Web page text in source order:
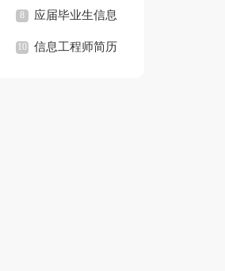
模板(通用2篇)
应届毕业生信息
技术简历模板「精选
信息工程师简历